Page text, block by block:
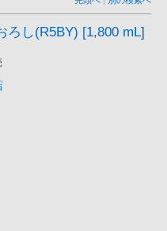
ろし(R5BY) [1,800 mL]